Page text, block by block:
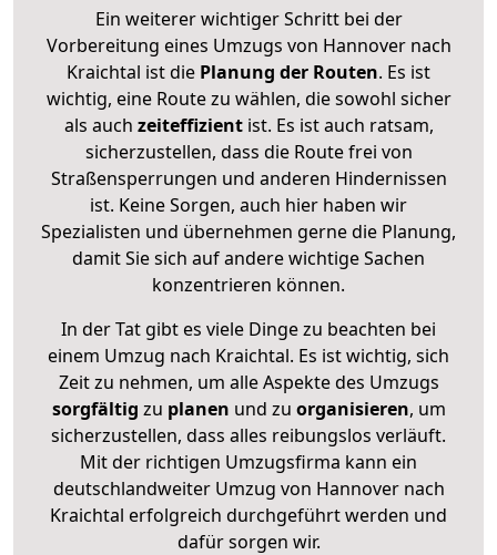
Ein weiterer wichtiger Schritt bei der
Vorbereitung eines Umzugs von Hannover nach
Kraichtal ist die Planung der Routen. Es ist
wichtig, eine Route zu wählen, die sowohl sicher
als auch zeiteffizientist. Es ist auch ratsam,
sicherzustellen, dass die Route frei von
Straßensperrungen und anderen Hindernissen
ist. Keine Sorgen, auch hier haben wir
Spezialisten und übernehmen gerne die Planung,
damit Sie sich auf andere wichtige Sachen
konzentrieren können.
In der Tat gibt es viele Dinge zu beachten bei
einem Umzug nach Kraichtal. Es ist wichtig, sich
Zeit zu nehmen, um alle Aspekte des Umzugs
sorgfältig zu planen und zu organisieren, um
sicherzustellen, dass alles reibungslos verläuft.
Mit der richtigen Umzugsfirma kann ein
deutschlandweiter Umzug von Hannover nach
Kraichtal erfolgreich durchgeführt werden und
dafür sorgen wir.